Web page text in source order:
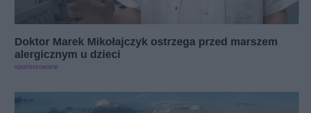
Doktor Marek Mikołajczyk ostrzega przed marszem
alergicznym u dzieci
sponsorowane